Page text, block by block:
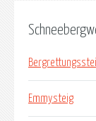
Emmysteig